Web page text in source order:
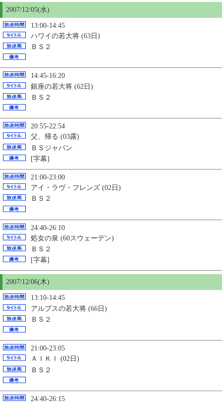
2007/12/05(水)
13:00-14:45
ハワイの若大将 (63日)
ＢＳ２
14:45-16:20
銀座の若大将 (62日)
ＢＳ２
20:55-22:54
父、帰る (03露)
ＢＳジャパン
[字幕]
21:00-23:00
アイ・ラヴ・フレンズ (02日)
ＢＳ２
24:40-26:10
処女の泉 (60スウェーデン)
ＢＳ２
[字幕]
2007/12/06(木)
13:10-14:45
アルプスの若大将 (66日)
ＢＳ２
21:00-23:05
ＡＩＫＩ (02日)
ＢＳ２
24:40-26:15